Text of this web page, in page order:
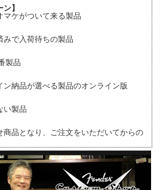
】
マケがついて来る製品
みで入荷待ちの製品
製品
納品が選べる製品のオンライン版
い製品
商品となり、ご注文をいただいてからの